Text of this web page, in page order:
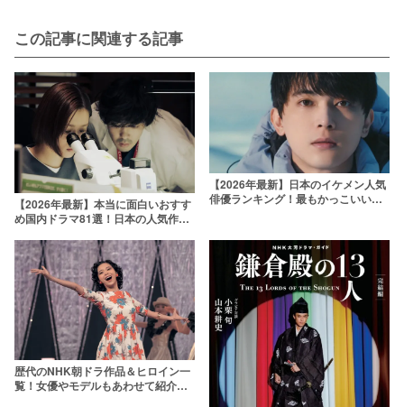
この記事に関連する記事
【2026年最新】本当に面白いおすす
め国内ドラマ81選！日本の人気作品
【2026年最新】日本のイケメン人気
俳優ランキング！最もかっこいい芸
歴代のNHK朝ドラ作品＆ヒロイン一
覧！女優やモデルもあわせて紹介